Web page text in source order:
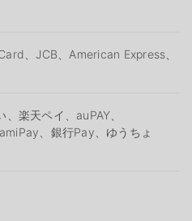
、JCB、American Express、
楽天ペイ、auPAY、
、銀行Pay、ゆうちょ